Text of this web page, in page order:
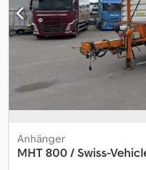
Anhänger
MHT 800 / Swiss-